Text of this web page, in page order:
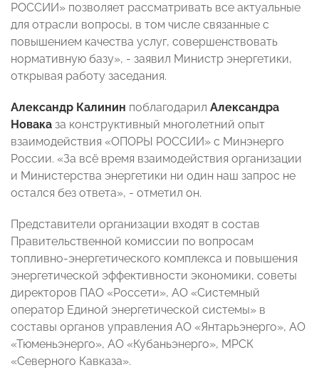
РОССИИ» позволяет рассматривать все актуальные
для отрасли вопросы, в том числе связанные с
повышением качества услуг, совершенствовать
нормативную базу», - заявил Министр энергетики,
открывая работу заседания.
Александр Калинин поблагодарил Александра
Новака за конструктивный многолетний опыт
взаимодействия «ОПОРЫ РОССИИ» с Минэнерго
России. «За всё время взаимодействия организации
и Министерства энергетики ни один наш запрос не
остался без ответа», - отметил он.
Представители организации входят в состав
Правительственной комиссии по вопросам
топливно-энергетического комплекса и повышения
энергетической эффективности экономики, советы
директоров ПАО «Россети», АО «Системный
оператор Единой энергетической системы» в
составы органов управления АО «Янтарьэнерго», АО
«Тюменьэнерго», АО «Кубаньэнерго», МРСК
«Северного Кавказа».